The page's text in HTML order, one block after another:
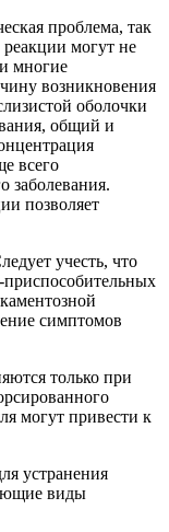
проблема, так
могут не
многие
возникновения
оболочки
общий и
всего
заболевания.
позволяет
учесть, что
приспособительных
симптомов
только при
могут привести к
устранения
виды